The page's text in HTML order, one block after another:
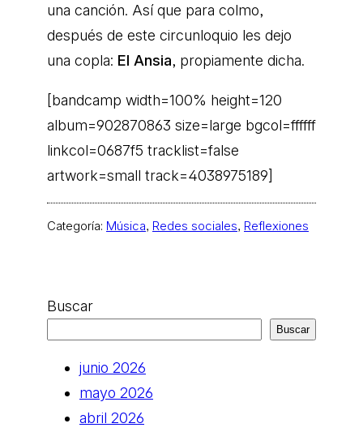
una canción. Así que para colmo,
después de este circunloquio les dejo
una copla: El Ansia, propiamente dicha.
[bandcamp width=100% height=120
album=902870863 size=large bgcol=ffffff
linkcol=0687f5 tracklist=false
artwork=small track=4038975189]
Categoría: Música, Redes sociales, Reflexiones
Buscar
Buscar
junio 2026
mayo 2026
abril 2026